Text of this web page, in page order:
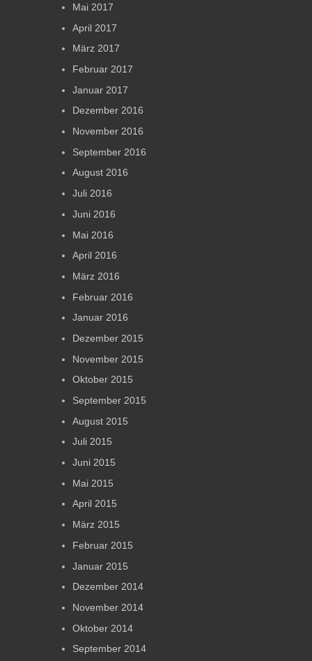
Mai 2017
April 2017
März 2017
Februar 2017
Januar 2017
Dezember 2016
November 2016
September 2016
August 2016
Juli 2016
Juni 2016
Mai 2016
April 2016
März 2016
Februar 2016
Januar 2016
Dezember 2015
November 2015
Oktober 2015
September 2015
August 2015
Juli 2015
Juni 2015
Mai 2015
April 2015
März 2015
Februar 2015
Januar 2015
Dezember 2014
November 2014
Oktober 2014
September 2014